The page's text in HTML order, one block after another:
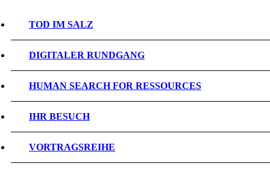
TOD IM SALZ
DIGITALER RUNDGANG
HUMAN SEARCH FOR RESSOURCES
IHR BESUCH
VORTRAGSREIHE